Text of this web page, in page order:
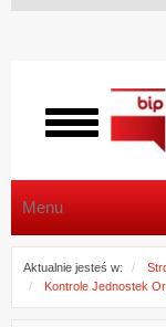
Włącz
menu
Menu
Aktualnie jesteś w:
Kontrole Jednostek